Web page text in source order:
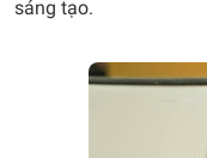
sáng tạo.